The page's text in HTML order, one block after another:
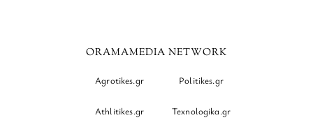
ORAMAMEDIA NETWORK
Agrotikes.gr Politikes.gr
Athlitikes.gr Texnologika.gr